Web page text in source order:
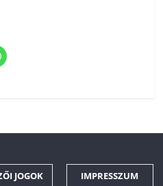
JOGOK IMPRESSZUM